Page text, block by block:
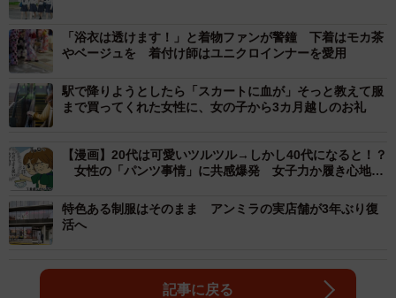
「浴衣は透けます！」と着物ファンが警鐘 下着はモカ茶
やベージュを 着付け師はユニクロインナーを愛用
駅で降りようとしたら「スカートに血が」そっと教えて服
まで買ってくれた女性に、女の子から3カ月越しのお礼
【漫画】20代は可愛いツルツル→しかし40代になると！？
女性の「パンツ事情」に共感爆発 女子力か履き心地
特色ある制服はそのまま アンミラの実店舗が3年ぶり復
活へ
記事に戻る